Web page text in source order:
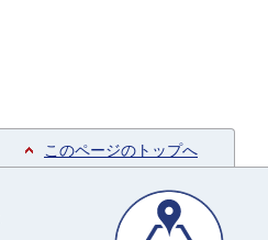
このページのトップへ